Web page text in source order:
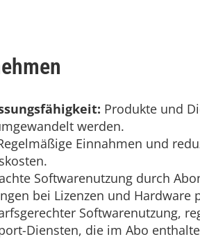
Produkte und
werden.
Einnahmen und
Softwarenutzung durch
bei Lizenzen und Hardware
Softwarenutzung,
Diensten, die im Abo